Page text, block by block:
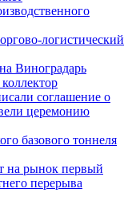
логистический
Виноградарь
соглашение о
церемонию
базового тоннеля
на рынок первый
перерыва